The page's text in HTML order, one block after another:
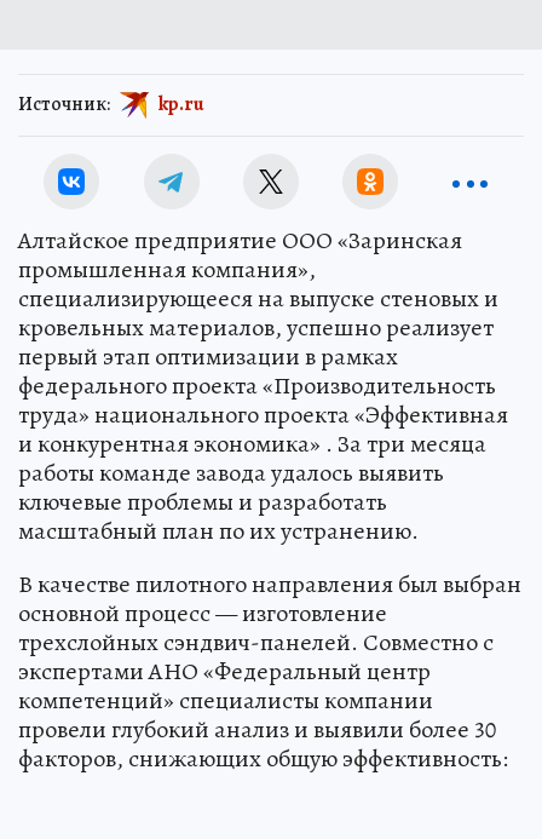
Источник: kp.ru
Алтайское предприятие ООО «Заринская
промышленная компания»,
специализирующееся на выпуске стеновых и
кровельных материалов, успешно реализует
первый этап оптимизации в рамках
федерального проекта «Производительность
труда» национального проекта «Эффективная
и конкурентная экономика» . За три месяца
работы команде завода удалось выявить
ключевые проблемы и разработать
масштабный план по их устранению.
В качестве пилотного направления был выбран
основной процесс — изготовление
трехслойных сэндвич-панелей. Совместно с
экспертами АНО «Федеральный центр
компетенций» специалисты компании
провели глубокий анализ и выявили более 30
факторов, снижающих общую эффективность: